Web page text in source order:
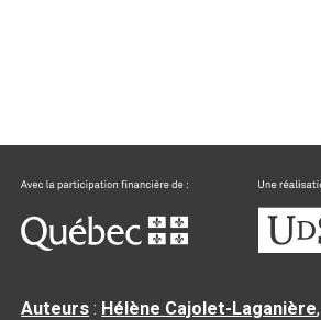
Auteurs : Hélène Cajolet-Laganière,